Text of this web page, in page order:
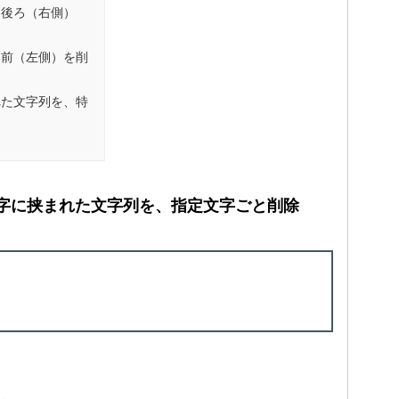
ろ（右側）
（左側）を削
文字列を、特
に挟まれた文字列を、指定文字ごと削除